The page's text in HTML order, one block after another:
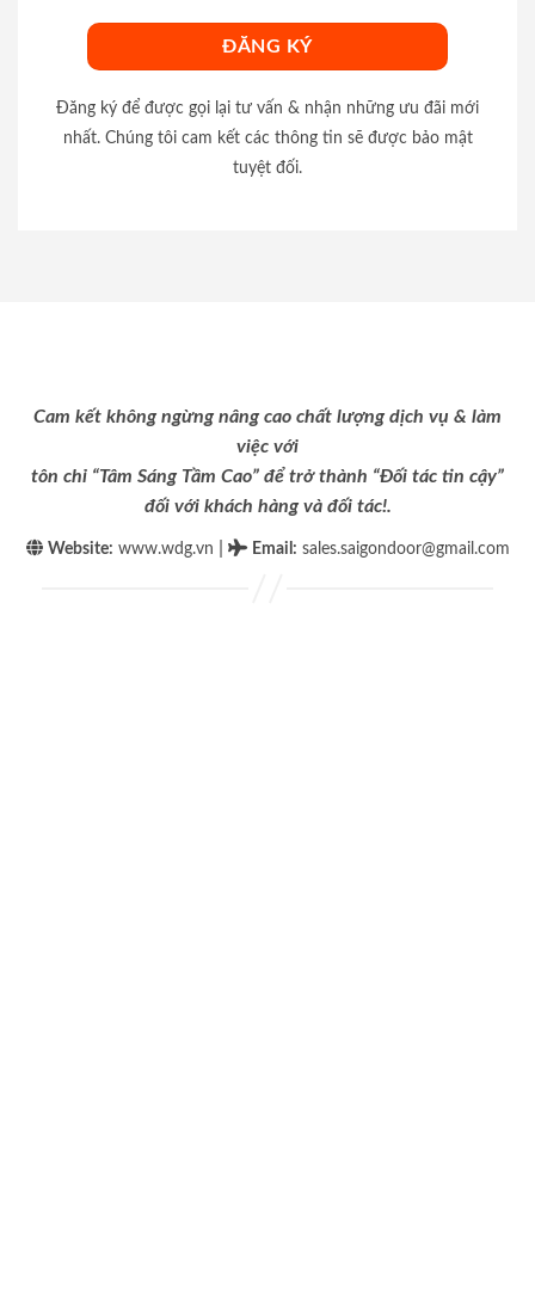
Đăng ký để được gọi lại tư vấn & nhận những ưu đãi mới
nhất. Chúng tôi cam kết các thông tin sẽ được bảo mật
tuyệt đối.
Cam kết không ngừng nâng cao chất lượng dịch vụ & làm
việc với
tôn chỉ “Tâm Sáng Tầm Cao” để trở thành “Đối tác tin cậy”
đối với khách hàng và đối tác!.
Website: www.wdg.vn Email : sales.saigondoor@gmail.com